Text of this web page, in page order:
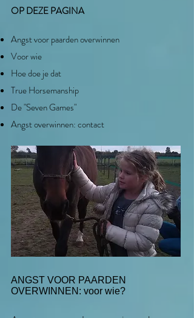
OP DEZE PAGINA
Angst voor paarden overwinnen
Voor wie
Hoe doe je dat
True Horsemanship
De "Seven Games"
Angst overwinnen: contact
ANGST VOOR PAARDEN
OVERWINNEN: voor wie?